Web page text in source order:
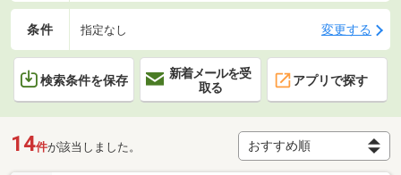
条件 指定なし 変更する
検索条件を保存
新着メールを受
取る
アプリで探す
14件が該当しました。